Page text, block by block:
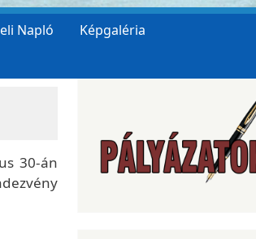
Napló
Képgaléria
30-án